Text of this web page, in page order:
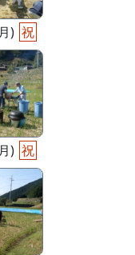
) 祝
) 祝